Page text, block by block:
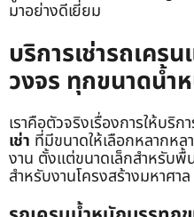
มาอย่างดีเยี่ยม
บริการเช่ารถเคร
วงจร ทุกขนาดน้ำ
เราคือตัวจริงเรื่องการให้บริก
เช่า ที่มีขนาดให้เลือกหลากหล
งาน ตั้งแต่ขนาดเล็กสำหรับ
สำหรับงานโครงสร้างมหาศา